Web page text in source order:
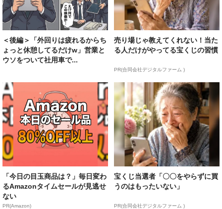
＜後編＞「外回りは疲れるからち
ょっと休憩してるだけw」営業と
ウソをついて社用車で...
売り場じゃ教えてくれない！当た
る人だけがやってる宝くじの習慣
PR(合同会社デジタルファーム )
「今日の目玉商品は？」毎日変わ
るAmazonタイムセールが見逃せ
ない
PR(Amazon)
宝くじ当選者「〇〇をやらずに買
うのはもったいない」
PR(合同会社デジタルファーム )